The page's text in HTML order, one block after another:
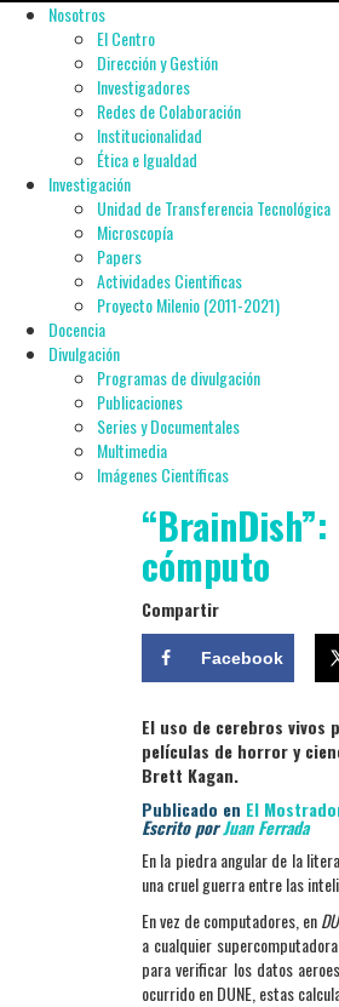
Nosotros
El Centro
Dirección y Gestión
Investigadores
Redes de Colaboración
Institucionalidad
Ética e Igualdad
Investigación
Unidad de Transferencia Tecnológica
Microscopía
Papers
Actividades Cientificas
Proyecto Milenio (2011-2021)
Docencia
Divulgación
Programas de divulgación
Publicaciones
Series y Documentales
Multimedia
Imágenes Científicas
cómputo
Compartir
Facebook
El uso de cerebros vivos
películas de horror y
Brett Kagan.
Publicado en El
Escrito porJuan Ferrada
En la piedra angular de la
una cruel guerra entre las
En vez de computadores, en
a cualquier
para verificar los datos
ocurrido en DUNE, estas